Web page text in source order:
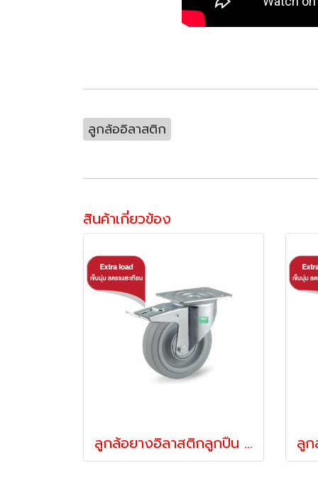
ลูกล้ออิลาสติก
สินค้าเกี่ยวข้อง
ลูกล้อยางอิลาสติกลูกปืน ล้อยาง ล้อไม่ทำพื้นเป็นรอย ตลับรับน้ำหนัก 250-450 กก.แป้นเบรก รุ่น UFP ยี่ห้อ TENTE 13056,13063,13070